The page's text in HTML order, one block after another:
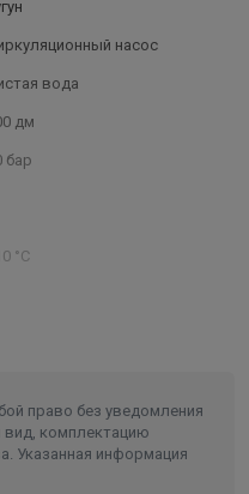
обслуживания
для следующих
холодильных
насос
вода
дм
бар
°С
право без уведомления
вид, комплектацию
Указанная информация